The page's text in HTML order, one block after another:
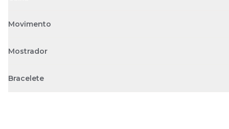
Movimento
Mostrador
Bracelete